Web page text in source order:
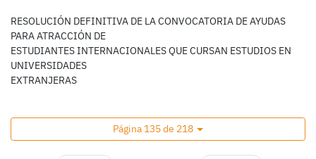
RESOLUCIÓN DEFINITIVA DE LA CONVOCATORIA DE AYUDAS
PARA ATRACCIÓN DE
ESTUDIANTES INTERNACIONALES QUE CURSAN ESTUDIOS EN
UNIVERSIDADES
EXTRANJERAS
Página 135 de 218